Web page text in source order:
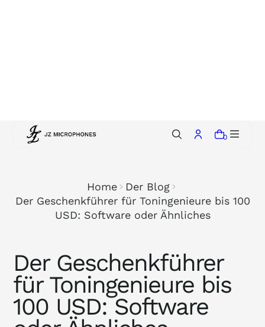
0
Home
Der Blog
Der Geschenkführer für Toningenieure bis 100
USD: Software oder Ähnliches
Der Geschenkführer
für Toningenieure bis
100 USD: Software